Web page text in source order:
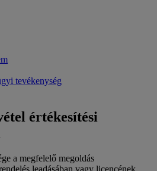
tevékenység
értékesítési
a megfelelő megoldás